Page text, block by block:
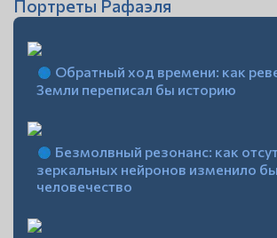
Портреты Рафаэля
Обратный ход времени: как
Земли переписал бы историю
Безмолвный резонанс: как
зеркальных нейронов изменило бы
человечество